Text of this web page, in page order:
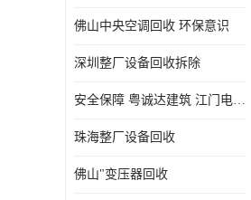
佛山中央空调回收 环保意识
深圳整厂设备回收拆除
安全保障 粤诚达建筑 江门电梯拆除公司
珠海整厂设备回收
佛山"变压器回收